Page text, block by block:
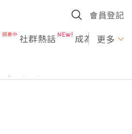
會員登記
社群熱話 成為U更多